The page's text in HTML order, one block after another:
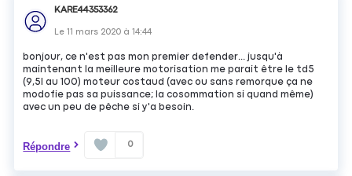
KARE44353362
Le11 mars 2020 à14:44
bonjour, ce n'est pas mon premier defender... jusqu'à
maintenant la meilleure motorisation me parait être le td5
(9,5l au 100) moteur costaud (avec ou sans remorque ça ne
modofie pas sa puissance; la cosommation si quand même)
avec un peu de pêche si y'a besoin.
Répondre 0